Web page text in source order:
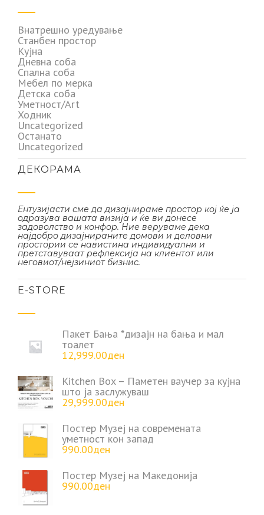
Внатрешно уредување
Станбен простор
Кујна
Дневна соба
Спална соба
Мебел по мерка
Детска соба
Уметност/Art
Ходник
Uncategorized
Останато
Uncategorized
ДЕКОРАМА
Ентузијасти сме да дизајнираме простор кој ќе ја
одразува вашата визија и ќе ви донесе
задоволство и конфор. Ние веруваме дека
најдобро дизајнираните домови и деловни
простории се навистина индивидуални и
претставуваат рефлексија на клиентот или
неговиот/нејзиниот бизнис.
Е-STORE
Пакет Бања *дизајн на бања и мал
тоалет
12,999.00ден
Kitchen Box – Паметен ваучер за кујна
што ја заслужуваш
29,999.00ден
Постер Музеј на современата
уметност кон запад
990.00ден
Постер Музеј на Македонија
990.00ден